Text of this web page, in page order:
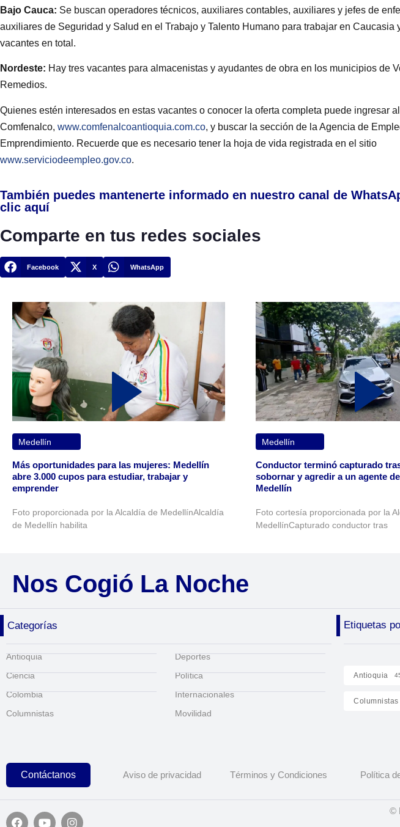
Bajo Cauca: Se buscan operadores técnicos, auxiliares contables, auxiliares y jefes de
auxiliares de Seguridad y Salud en el Trabajo y Talento Humano para trabajar en Caucasia
vacantes en total.
Nordeste: Hay tres vacantes para almacenistas y ayudantes de obra en los municipios de
Remedios.
Quienes estén interesados en estas vacantes o conocer la oferta completa puede ingresar
Comfenalco, www.comfenalcoantioquia.com.co, y buscar la sección de la Agencia de
Emprendimiento. Recuerde que es necesario tener la hoja de vida registrada en el sitio
www.serviciodeempleo.gov.co.
También puedes mantenerte informado en nuestro canal de
clic aquí
Comparte en tus redes sociales
Facebook X WhatsApp
Medellín
Más oportunidades para las mujeres: Medellín
abre 3.000 cupos para estudiar, trabajar y
emprender
Foto proporcionada por la Alcaldía de MedellínAlcaldía
de Medellín habilita
Medellín
Conductor terminó capturado
sobornar y agredir a un agente
Medellín
Foto cortesía proporcionada por la
MedellínCapturado conductor tras
Nos Cogió La Noche
Categorías Etiquetas
Antioquia
Ciencia
Colombia
Columnistas
Deportes
Política
Internacionales
Movilidad
Antioquia
Columnistas
Contáctanos Aviso de privacidad Términos y Condiciones Política
©